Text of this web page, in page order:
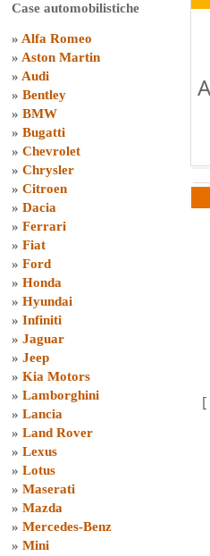
Case automobilistiche
» Alfa Romeo
» Aston Martin
» Audi
» Bentley
» BMW
» Bugatti
» Chevrolet
» Chrysler
» Citroen
» Dacia
» Ferrari
» Fiat
» Ford
» Honda
» Hyundai
» Infiniti
» Jaguar
» Jeep
» Kia Motors
» Lamborghini
» Lancia
» Land Rover
» Lexus
» Lotus
» Maserati
» Mazda
» Mercedes-Benz
» Mini
[